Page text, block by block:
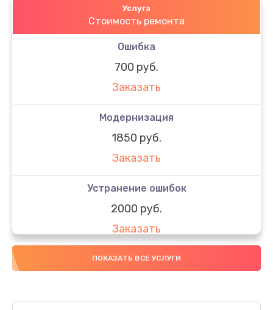
Услуга
Стоимость ремонта
Ошибка
700 руб.
Заказать
Модернизация
1850 руб.
Заказать
Устранение ошибок
2000 руб.
Заказать
Ремонт после залития
Заказать
ПОКАЗАТЬ ВСЕ УСЛУГИ